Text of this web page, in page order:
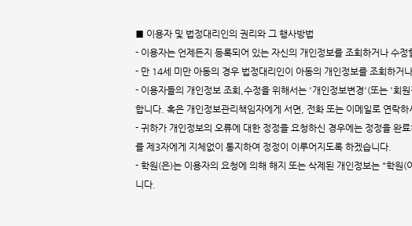
■ 이용자 및 법정대리인의 권리와 그 행사방법
- 이용자는 언제든지 등록되어 있는 자신의 개인정보를 조회하거나 수
- 만 14세 미만 아동의 경우 법정대리인이 아동의 개인정보를 조회하거
- 이용자들의 개인정보 조회,수정을 위해서는 '개인정보변경'(또는 '회
합니다. 혹은 개인정보관리책임자에게 서면, 전화 또는 이메일로 연락하
- 귀하가 개인정보의 오류에 대한 정정을 요청하신 경우에는 정정을 완
를 제3자에게 지체없이 통지하여 정정이 이루어지도록 하겠습니다.
- 학원(은)는 이용자의 요청에 의해 해지 또는 삭제된 개인정보는 "학원
니다.